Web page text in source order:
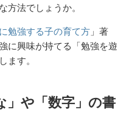
方法でしょうか。
勉強する子の育て方 」著
に興味が持てる「勉強を遊
ます。
」や「数字」の書